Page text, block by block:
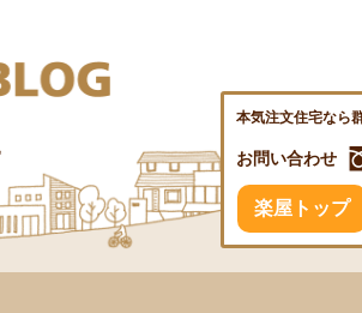
本気注文住宅なら
お問い合わせ
楽屋トップ